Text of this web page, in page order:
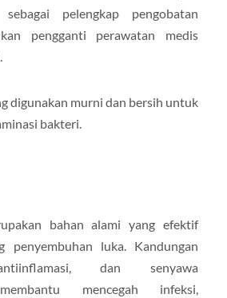
sebagai pelengkap pengobatan
pengganti perawatan medis
digunakan murni dan bersih untuk
bakteri.
bahan alami yang efektif
penyembuhan luka. Kandungan
dan senyawa
mencegah infeksi,